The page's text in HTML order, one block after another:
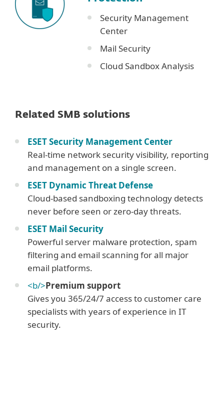
Security Management
Center
Mail Security
Cloud Sandbox Analysis
Related SMB solutions
ESET Security Management Center
Real-time network security visibility, reporting
and management on a single screen.​​​​​​​
ESET Dynamic Threat Defense
Cloud-based sandboxing technology detects
never before seen or zero-day threats.
ESET Mail Security
Powerful server malware protection, spam
filtering and email scanning for all major
email platforms.
<b/>Premium support
Gives you 365/24/7 access to customer care
specialists with years of experience in IT
security.